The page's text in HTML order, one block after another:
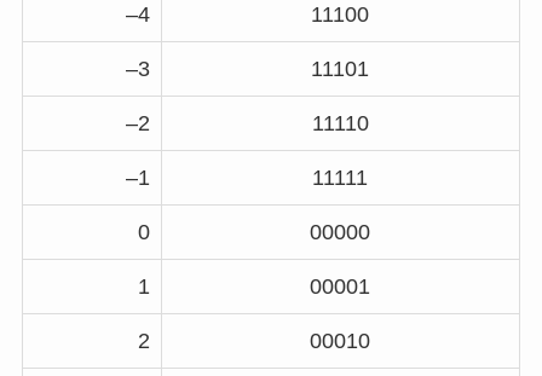
–4 11100
–3 11101
–2 11110
–1 11111
0 00000
1 00001
2 00010